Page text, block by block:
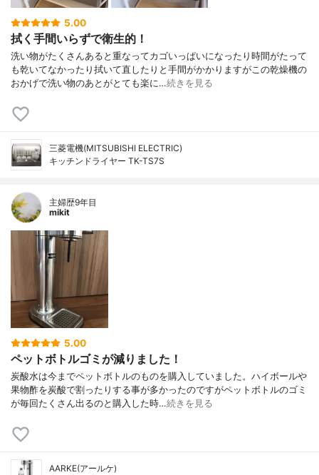
5.00
拭く手間いらずで衛生的！
洗い物がたくさんあると重なってカゴいっぱいになったり時間がたって
も乾いてなかったり拭いて直したりと手間がかかりますがこの乾燥機の
おかげで洗い物のあとがとても楽に…続きを見る
三菱電機(MITSUBISHI ELECTRIC)
キッチンドライヤー TK-TS7S
主婦歴9年目
mikit
5.00
ペットボトルゴミが減りました！
炭酸水は今までペットボトルのものを購入していました。ハイボールや
果物酢を炭酸で割ったりする事が多かったのですがペットボトルのゴミ
が毎回たくさん出るのと購入した時…続きを見る
AARKE(アールケ)